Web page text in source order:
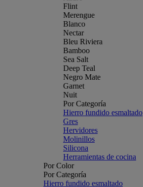
Flint
Merengue
Blanco
Nectar
Bleu Riviera
Bamboo
Sea Salt
Deep Teal
Negro Mate
Garnet
Nuit
Por Categoría
Hierro fundido esmaltado
Gres
Hervidores
Molinillos
Silicona
Herramientas de cocina
Por Color
Por Categoría
Hierro fundido esmaltado